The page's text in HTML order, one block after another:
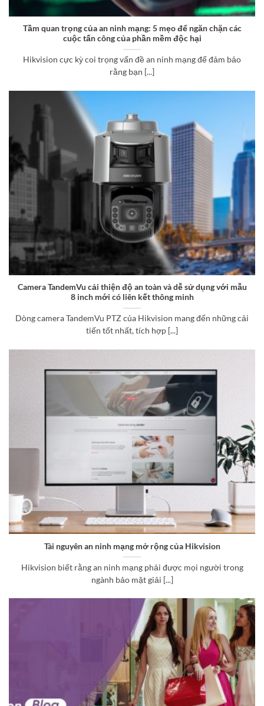
Tầm quan trọng của an ninh mạng: 5 mẹo để ngăn chặn các
cuộc tấn công của phần mềm độc hại
Hikvision cực kỳ coi trọng vấn đề an ninh mạng để đảm bảo
rằng bạn [...]
Camera TandemVu cải thiện độ an toàn và dễ sử dụng với mẫu
8 inch mới có liên kết thông minh
Dòng camera TandemVu PTZ của Hikvision mang đến những cải
tiến tốt nhất, tích hợp [...]
Tài nguyên an ninh mạng mở rộng của Hikvision
Hikvision biết rằng an ninh mạng phải được mọi người trong
ngành bảo mật giải [...]